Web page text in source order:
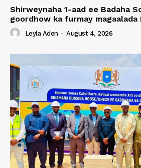
Shirweynaha 1-aad ee Badaha
goordhow ka furmay magaalada
Leyla Aden - August 4, 2026